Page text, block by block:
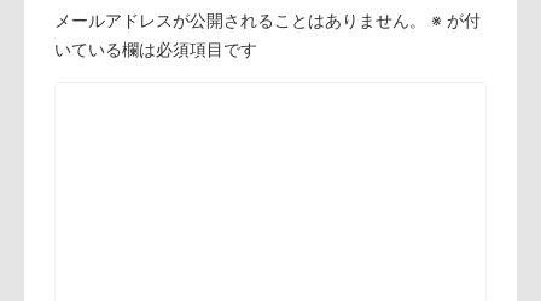
メールアドレスが公開されることはありません。 ※ が付
いている欄は必須項目です